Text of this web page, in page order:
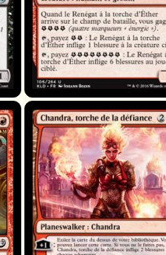
Chandra, torche de la défiance